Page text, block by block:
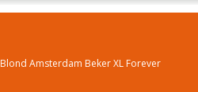
Blond Amsterdam Beker XL Forever